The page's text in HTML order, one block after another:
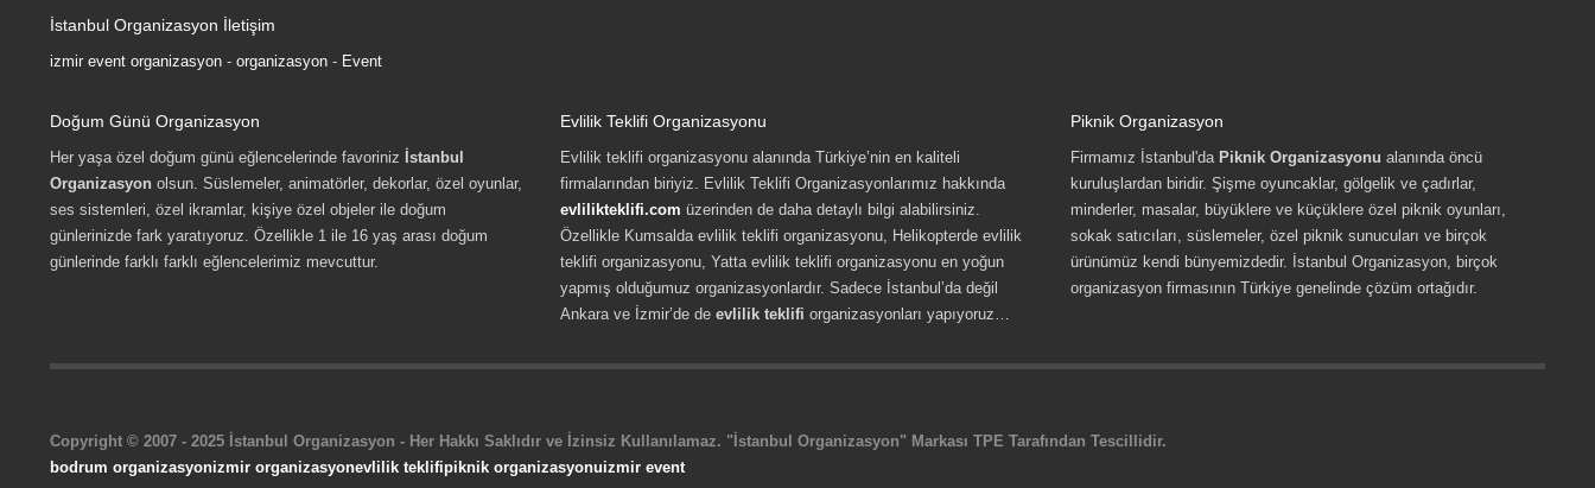
İstanbul Organizasyon İletişim
izmir event organizasyon - organizasyon - Event
Doğum Günü Organizasyon
Her yaşa özel doğum günü eğlencelerinde favoriniz İstanbul
Organizasyon olsun. Süslemeler, animatörler, dekorlar, özel oyunlar,
ses sistemleri, özel ikramlar, kişiye özel objeler ile doğum
günlerinizde fark yaratıyoruz. Özellikle 1 ile 16 yaş arası doğum
günlerinde farklı farklı eğlencelerimiz mevcuttur.
Evlilik Teklifi Organizasyonu
Evlilik teklifi organizasyonu alanında Türkiye’nin en kaliteli
firmalarından biriyiz. Evlilik Teklifi Organizasyonlarımız hakkında
evlilikteklifi.com üzerinden de daha detaylı bilgi alabilirsiniz.
Özellikle Kumsalda evlilik teklifi organizasyonu, Helikopterde evlilik
teklifi organizasyonu, Yatta evlilik teklifi organizasyonu en yoğun
yapmış olduğumuz organizasyonlardır. Sadece İstanbul’da değil
Ankara ve İzmir’de de evlilik teklifi organizasyonları yapıyoruz…
Piknik Organizasyon
Firmamız İstanbul'da Piknik Organizasyonu alanında öncü
kuruluşlardan biridir. Şişme oyuncaklar, gölgelik ve çadırlar,
minderler, masalar, büyüklere ve küçüklere özel piknik oyunları,
sokak satıcıları, süslemeler, özel piknik sunucuları ve birçok
ürünümüz kendi bünyemizdedir. İstanbul Organizasyon, birçok
organizasyon firmasının Türkiye genelinde çözüm ortağıdır.
Copyright © 2007 - 2025 İstanbul Organizasyon - Her Hakkı Saklıdır ve İzinsiz Kullanılamaz. "İstanbul Organizasyon" Markası TPE Tarafından Tescillidir.
bodrum organizasyonizmir organizasyonevlilik teklifipiknik organizasyonuizmir event